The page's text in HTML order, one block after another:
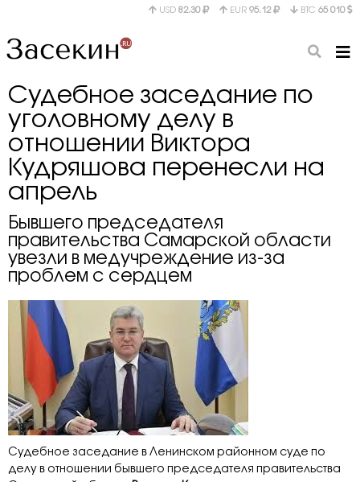
USD 82.30 EUR 95.12 BTC 65 010
Судебное заседание по
уголовному делу в
отношении Виктора
Кудряшова перенесли на
апрель
Бывшего председателя
правительства Самарской области
увезли в медучреждение из-за
проблем с сердцем
Судебное заседание в Ленинском районном суде по
делу в отношении бывшего председателя правительства